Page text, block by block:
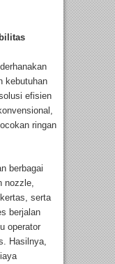
kebutuhan
efisien
ringan
berbagai
nozzle,
serta
berjalan
operator
Hasilnya,